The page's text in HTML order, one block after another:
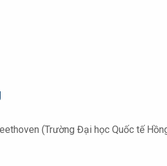
(Trường Đại học Quốc tế